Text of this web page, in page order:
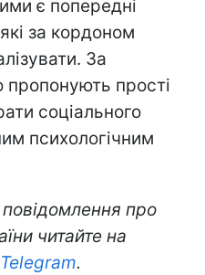
є попередні
за кордоном
За
прості
соціального
психологічним
повідомлення про
читайте на
.